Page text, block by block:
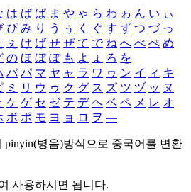
は ば ぱ ま や ゃ ら わ ゎ ん い ぃ
ぴ み り う ぅ く ぐ す ず つ づ っ
ぇ け げ せ ぜ て で ね へ べ ぺ め
の ほ ぼ ぽ も よ ょ ろ を
バ パ マ ヤ ャ ラ ワ ヮ ン イ ィ キ
ミ リ ウ ゥ ク グ ス ズ ツ ヅ ッ ヌ
ケ ゲ セ ゼ テ デ ヘ ベ ペ メ レ オ
ボ ポ モ ヨ ョ ロ ヲ ―
pinyin(병음)방식으로 중국어를 변환
사용하시면 됩니다.